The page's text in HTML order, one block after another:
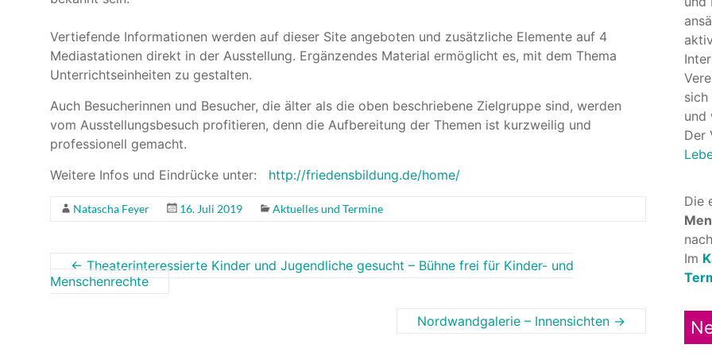
Vertiefende Informationen werden auf dieser Site angeboten und zusätzliche Elemente auf 4
Mediastationen direkt in der Ausstellung. Ergänzendes Material ermöglicht es, mit dem Thema
Unterrichts­einheiten zu gestalten.
Auch Besucherinnen und Besucher, die älter als die oben beschriebene Zielgruppe sind, werden
vom Ausstellungsbesuch profitieren, denn die Aufbereitung der Themen ist kurzweilig und
professionell gemacht.
Weitere Infos und Eindrücke unter: http://friedensbildung.de/home/
Natascha Feyer 16. Juli 2019 Aktuelles und Termine
← Theaterinteressierte Kinder und Jugendliche gesucht – Bühne frei für Kinder- und
Menschenrechte
Nordwandgalerie – Innensichten →
und
Der
Die
Im